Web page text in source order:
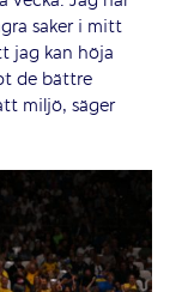
saker i mitt
jag kan höja
de bättre
miljö, säger